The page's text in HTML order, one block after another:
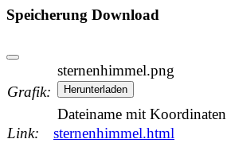
Speicherung Download
Grafik:
sternenhimmel.png
Herunterladen
Dateiname mit Koordinaten
Link:
sternenhimmel.html